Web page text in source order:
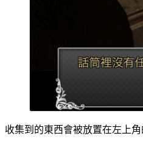
收集到的東西會被放置在左上